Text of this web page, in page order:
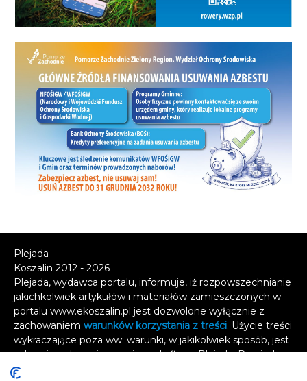
Plejada
Koszalin 2012 - 2026
Plejada, wydawca portalu, informuje, iż rozpowszechnianie
jakichkolwiek artykułów i materiałów zamieszczonych w
portalu www.ekoszalin.pl jest dozwolone wyłącznie z
zachowaniem warunków korzystania z treści. Użycie treści
wykraczające poza ww. warunki, w jakikolwiek sposób, jest
zabronione bez pisemnej zgody firmy Plejada. Dowiedz
się, w jaki sposób możesz uzyskać